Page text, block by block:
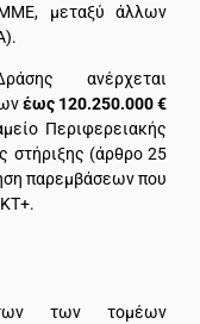
ΜΜΕ, μεταξύ άλλων
ανέρχεται
έως 120.250.000 €
Περιφερειακής
στήριξης (άρθρο 25
παρεμβάσεων που
των τομέων